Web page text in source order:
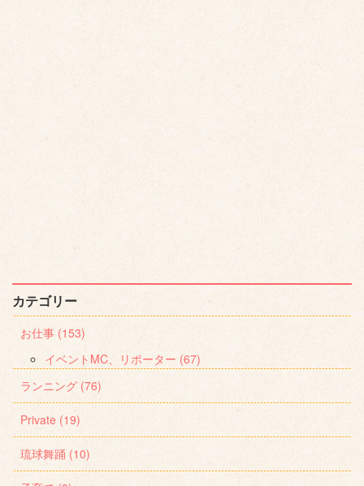
カテゴリー
お仕事 (153)
イベントMC、リポーター (67)
ランニング (76)
Private (19)
琉球舞踊 (10)